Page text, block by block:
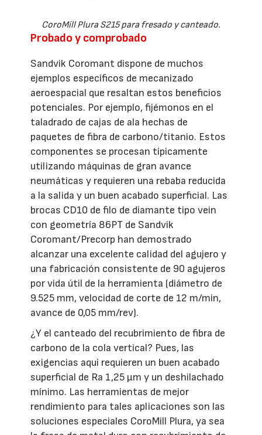
CoroMill Plura S215 para fresado y canteado.
Probado y comprobado
Sandvik Coromant dispone de muchos
ejemplos específicos de mecanizado
aeroespacial que resaltan estos beneficios
potenciales. Por ejemplo, fijémonos en el
taladrado de cajas de ala hechas de
paquetes de fibra de carbono/titanio. Estos
componentes se procesan típicamente
utilizando máquinas de gran avance
neumáticas y requieren una rebaba reducida
a la salida y un buen acabado superficial. Las
brocas CD10 de filo de diamante tipo vein
con geometría 86PT de Sandvik
Coromant/Precorp han demostrado
alcanzar una excelente calidad del agujero y
una fabricación consistente de 90 agujeros
por vida útil de la herramienta (diámetro de
9.525 mm, velocidad de corte de 12 m/min,
avance de 0,05 mm/rev).
¿Y el canteado del recubrimiento de fibra de
carbono de la cola vertical? Pues, las
exigencias aquí requieren un buen acabado
superficial de Ra 1,25 μm y un deshilachado
mínimo. Las herramientas de mejor
rendimiento para tales aplicaciones son las
soluciones especiales CoroMill Plura, ya sea